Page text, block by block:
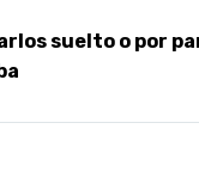
suelto o por